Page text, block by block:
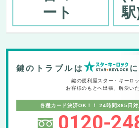
ート
駅
鍵のトラブルは
鍵の便利屋スター・キーロ
お客様のもとへ出張、解決い
各種カード決済OK！！ 24時間365日対
0120-